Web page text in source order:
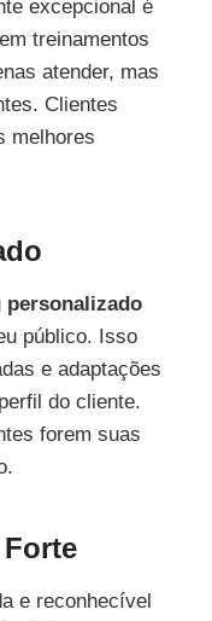
excepcional é
treinamentos
atender, mas
Clientes
melhores
personalizado
público. Isso
e adaptações
do cliente.
forem suas
e reconhecível